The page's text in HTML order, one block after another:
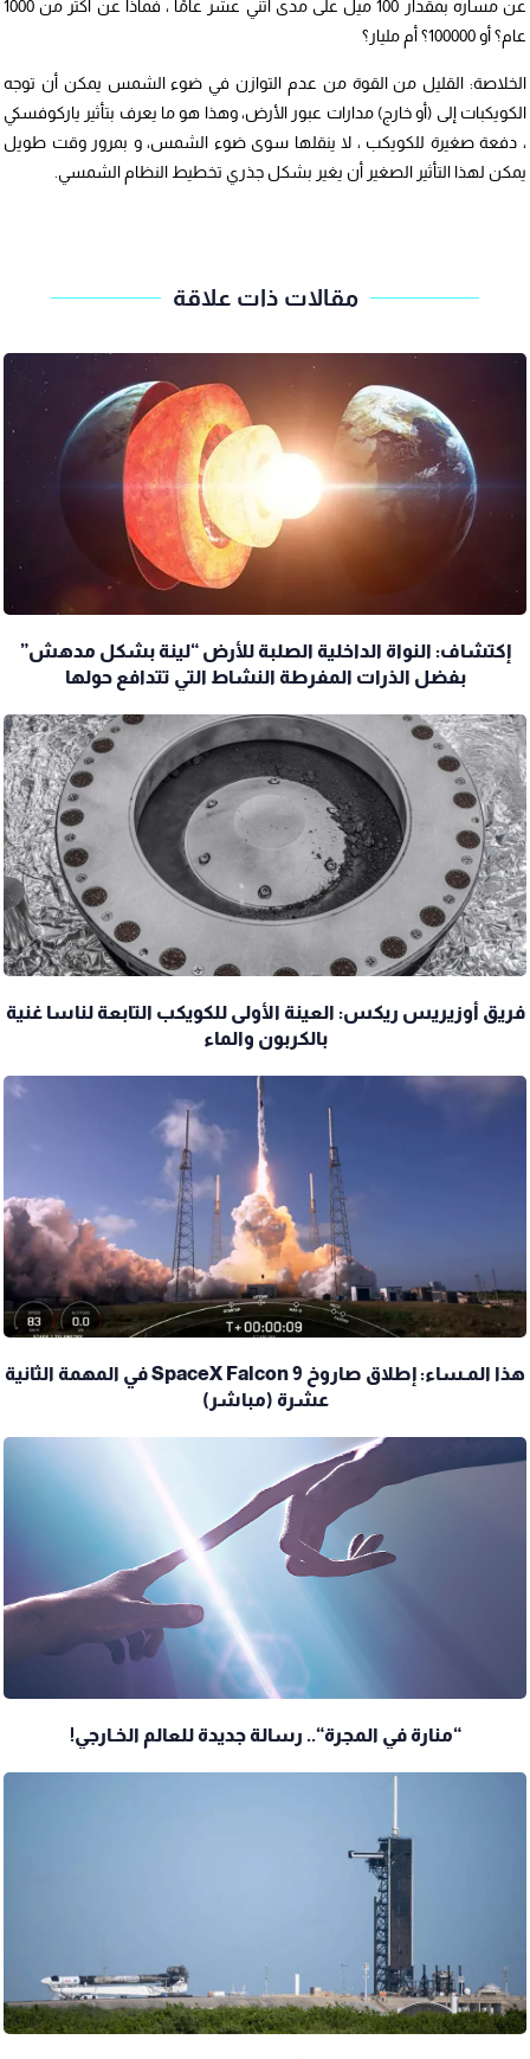
عن مساره بمقدار 100 ميل على مدى اثني عشر عامًا ، فماذا عن أكثر من 1000
عام؟ أو 100000؟ أم مليار؟
الخلاصة: القليل من القوة من عدم التوازن في ضوء الشمس يمكن أن توجه
الكويكبات إلى (أو خارج) مدارات عبور الأرض، وهذا هو ما يعرف بتأثير ياركوفسكي
، دفعة صغيرة للكويكب ، لا ينقلها سوى ضوء الشمس، و بمرور وقت طويل
يمكن لهذا التأثير الصغير أن يغير بشكل جذري تخطيط النظام الشمسي.
مقالات ذات علاقة
إكتشاف: النواة الداخلية الصلبة للأرض “لينة بشكل مدهش”
بفضل الذرات المفرطة النشاط التي تتدافع حولها
فريق أوزيريس ريكس: العينة الأولى للكويكب التابعة لناسا غنية
بالكربون والماء
هذا المـساء: إطلاق صاروخ SpaceX Falcon 9 في المهمة الثانية
عشرة (مباشر)
“منارة في المجرة“.. رسالة جديدة للعالم الخـارجي!